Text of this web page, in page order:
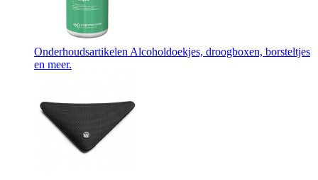
Onderhoudsartikelen Alcoholdoekjes, droogboxen, borsteltjes
en meer.